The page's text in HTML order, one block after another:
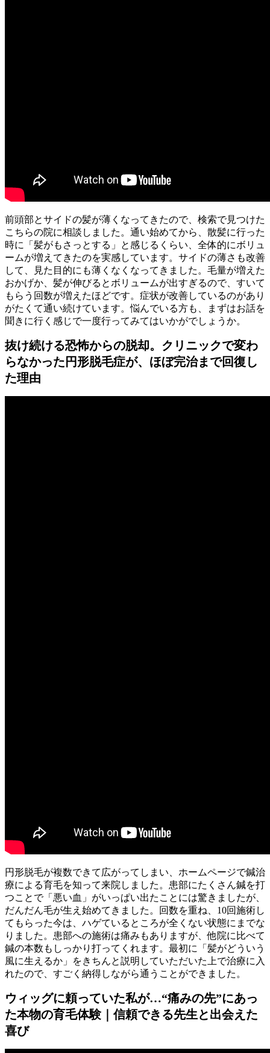
前頭部とサイドの髪が薄くなってきたので、検索で見つけた
こちらの院に相談しました。通い始めてから、散髪に行った
時に「髪がもさっとする」と感じるくらい、全体的にボリュ
ームが増えてきたのを実感しています。サイドの薄さも改善
して、見た目的にも薄くなくなってきました。毛量が増えた
おかげか、髪が伸びるとボリュームが出すぎるので、すいて
もらう回数が増えたほどです。症状が改善しているのがあり
がたくて通い続けています。悩んでいる方も、まずはお話を
聞きに行く感じで一度行ってみてはいかがでしょうか。
抜け続ける恐怖からの脱却。クリニックで変わ
らなかった円形脱毛症が、ほぼ完治まで回復し
た理由
円形脱毛が複数できて広がってしまい、ホームページで鍼治
療による育毛を知って来院しました。患部にたくさん鍼を打
つことで「悪い血」がいっぱい出たことには驚きましたが、
だんだん毛が生え始めてきました。回数を重ね、10回施術し
てもらった今は、ハゲているところが全くない状態にまでな
りました。患部への施術は痛みもありますが、他院に比べて
鍼の本数もしっかり打ってくれます。最初に「髪がどういう
風に生えるか」をきちんと説明していただいた上で治療に入
れたので、すごく納得しながら通うことができました。
ウィッグに頼っていた私が…“痛みの先”にあっ
た本物の育毛体験｜信頼できる先生と出会えた
喜び